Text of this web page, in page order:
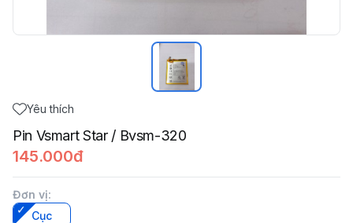
Yêu thích
Pin Vsmart Star / Bvsm-320
145.000đ
Đơn vị:
Cục